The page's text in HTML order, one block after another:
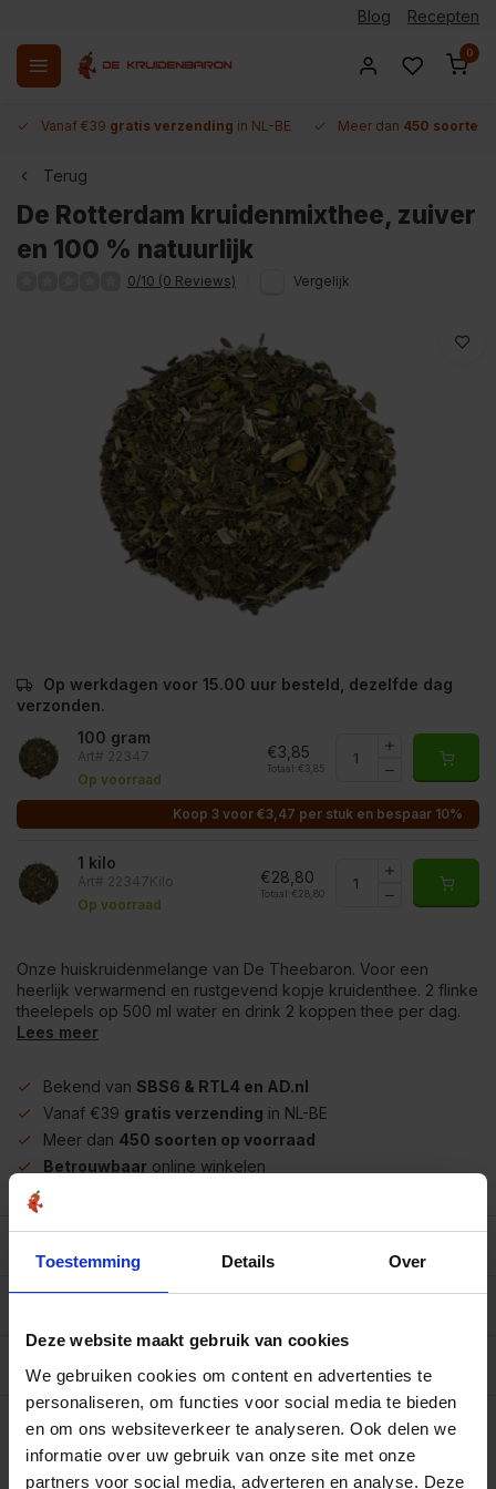
Toestemming Details Over
Deze website maakt gebruik van cookies
We gebruiken cookies om content en advertenties te
personaliseren, om functies voor social media te bieden
en om ons websiteverkeer te analyseren. Ook delen we
informatie over uw gebruik van onze site met onze
partners voor social media, adverteren en analyse. Deze
Blog Recepten
0
Vanaf €39 gratis verzending in NL-BE Meer dan 450 soorten
Terug
De Rotterdam kruidenmixthee, zuiver
en 100 % natuurlijk
0/10 (0 Reviews) Vergelijk
Op werkdagen voor 15.00 uur besteld, dezelfde dag
verzonden.
100 gram
Art# 22347
Op voorraad
€3,85
Totaal: €3,85
Koop 3 voor €3,47 per stuk en bespaar 10%
1 kilo
Art# 22347Kilo
Op voorraad
€28,80
Totaal: €28,80
Onze huiskruidenmelange van De Theebaron. Voor een
heerlijk verwarmend en rustgevend kopje kruidenthee. 2 flinke
theelepels op 500 ml water en drink 2 koppen thee per dag.
Lees meer
Bekend van SBS6 & RTL4 en AD.nl
Vanaf €39 gratis verzending in NL-BE
Meer dan 450 soorten op voorraad
Betrouwbaar online winkelen
Specificaties per 100 gram
Op werkdagen voor 15.00 uur besteld, dezelfde dag
verzonden.
100 gram
Art# 22347
€3,85